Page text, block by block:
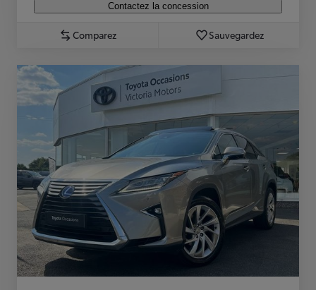
Contactez la concession
Comparez Sauvegardez